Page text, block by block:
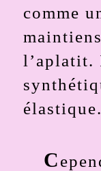
comme
l’aplatit.
élastique.
C